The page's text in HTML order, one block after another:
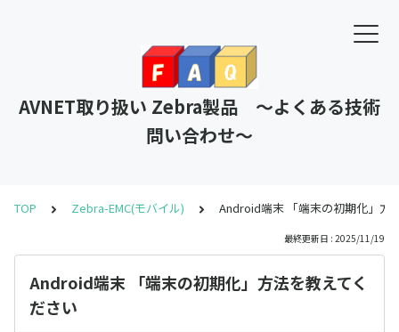
AVNET取り扱い Zebra製品 ～よくある技術
問い合わせ～
TOP Zebra-EMC(モバイル) Android端末 「端末の初期化」方
最終更新日 : 2025/11/19
Android端末 「端末の初期化」方法を教えてく
ださい